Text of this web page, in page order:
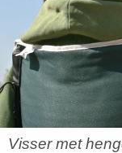
Visser met